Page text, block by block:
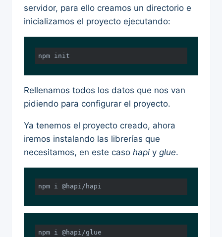
servidor, para ello creamos un directorio e
inicializamos el proyecto ejecutando:
npm init
Rellenamos todos los datos que nos van
pidiendo para configurar el proyecto.
Ya tenemos el proyecto creado, ahora
iremos instalando las librerías que
necesitamos, en este caso hapiy glue.
npm i @hapi/hapi
npm i @hapi/glue